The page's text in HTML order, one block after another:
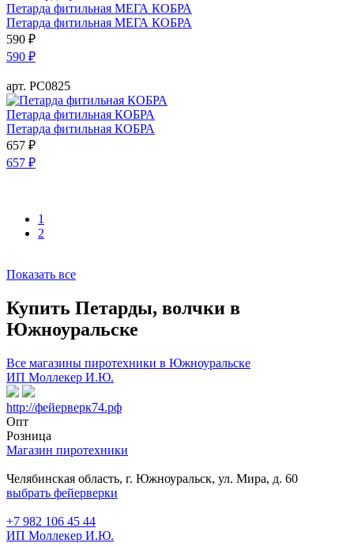
Петарда фитильная МЕГА КОБРА
Петарда фитильная МЕГА КОБРА
590 ₽
590 ₽
арт. РС0825
Петарда фитильная КОБРА
Петарда фитильная КОБРА
657 ₽
657 ₽
1
2
Показать все
Купить Петарды, волчки в
Южноуральске
Все магазины пиротехники в Южноуральске
ИП Моллекер И.Ю.
http://фейерверк74.рф
Опт
Розница
Магазин пиротехники
Челябинская область, г. Южноуральск, ул. Мира, д. 60
выбрать фейерверки
+7 982 106 45 44
ИП Моллекер И.Ю.